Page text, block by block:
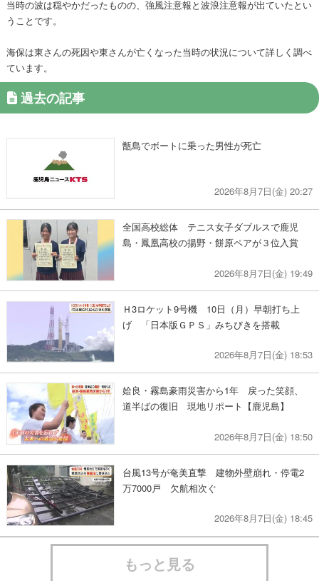
当時の波は穏やかだったものの、強風注意報と波浪注意報が出ていたとい
うことです。
海保は東さんの死因や東さんが亡くなった当時の状況について詳しく調べ
ています。
過去の記事
甑島でボートに乗った男性が死亡
2026年8月7日(金) 20:27
全国高校総体 テニス女子ダブルスで鹿児
島・鳳凰高校の揚野・餅原ペアが３位入賞
2026年8月7日(金) 19:49
Ｈ3ロケット9号機 10日（月）早朝打ち上
げ 「日本版ＧＰＳ」みちびきを搭載
2026年8月7日(金) 18:53
姶良・霧島豪雨災害から1年 戻った笑顔、
道半ばの復旧 現地リポート【鹿児島】
2026年8月7日(金) 18:50
台風13号が奄美直撃 建物外壁崩れ・停電2
万7000戸 欠航相次ぐ
2026年8月7日(金) 18:45
もっと見る